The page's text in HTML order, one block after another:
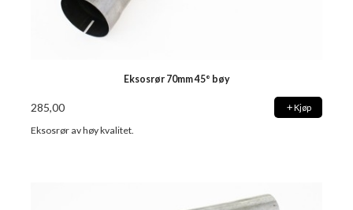
Eksosrør 70mm 45° bøy
285,00 Kjøp
Eksosrør av høy kvalitet.